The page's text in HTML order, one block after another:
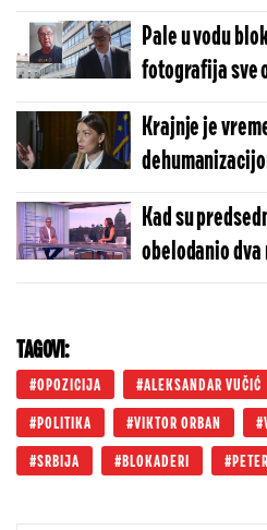
Dok vi čitate
rešio! (VIDEO)
Pale u vodu
fotografija sve
Saša
klanjem?!
Krajnje je
hapšenja
podršku
Kad su
obelodanio dva
čega sve zavisi
TAGOVI:
OPOZICIJA ALEKSANDAR VUČIĆ
POLITIKA VIKTOR ORBAN
SRBIJA BLOKADERI